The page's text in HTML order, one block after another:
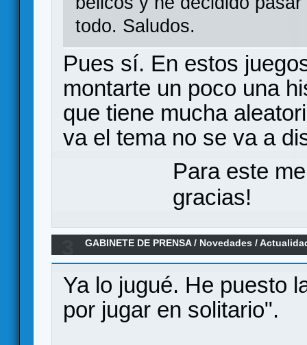
todo. Saludos.
Pues sí. En estos
montarte un poco una
que tiene mucha
va el tema no se va a
Para este
gracias!
GABINETE DE PRENSA/ Novedades /
jugar en Verkami
Ya lo jugué. He puesto
por jugar en solitario".